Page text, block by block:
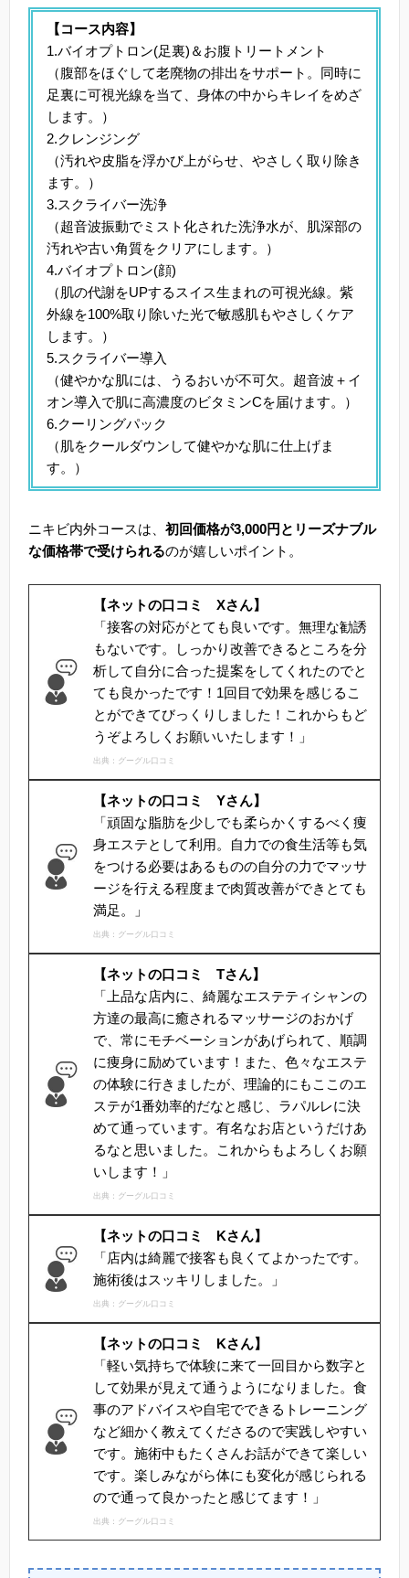
【コース内容】
1.バイオプトロン(足裏)＆お腹トリートメント
（腹部をほぐして老廃物の排出をサポート。同時に
足裏に可視光線を当て、身体の中からキレイをめざ
します。）
2.クレンジング
（汚れや皮脂を浮かび上がらせ、やさしく取り除き
ます。）
3.スクライバー洗浄
（超音波振動でミスト化された洗浄水が、肌深部の
汚れや古い角質をクリアにします。）
4.バイオプトロン(顔)
（肌の代謝をUPするスイス生まれの可視光線。紫
外線を100%取り除いた光で敏感肌もやさしくケア
します。）
5.スクライバー導入
（健やかな肌には、うるおいが不可欠。超音波＋イ
オン導入で肌に高濃度のビタミンCを届けます。）
6.クーリングパック
（肌をクールダウンして健やかな肌に仕上げま
す。）
ニキビ内外コースは、 初回価格が3,000円とリーズナブル
な価格帯で受けられるのが嬉しいポイント。
【ネットの口コミ Xさん】
「接客の対応がとても良いです。無理な勧誘
もないです。しっかり改善できるところを分
析して自分に合った提案をしてくれたのでと
ても良かったです！1回目で効果を感じるこ
とができてびっくりしました！これからもど
うぞよろしくお願いいたします！」
出典：グーグル口コミ
【ネットの口コミ Yさん】
「頑固な脂肪を少しでも柔らかくするべく痩
身エステとして利用。自力での食生活等も気
をつける必要はあるものの自分の力でマッサ
ージを行える程度まで肉質改善ができとても
満足。」
出典：グーグル口コミ
【ネットの口コミ Tさん】
「上品な店内に、綺麗なエステティシャンの
方達の最高に癒されるマッサージのおかげ
で、常にモチベーションがあげられて、順調
に痩身に励めています！また、色々なエステ
の体験に行きましたが、理論的にもここのエ
ステが1番効率的だなと感じ、ラパルレに決
めて通っています。有名なお店というだけあ
るなと思いました。これからもよろしくお願
いします！」
出典：グーグル口コミ
【ネットの口コミ Kさん】
「店内は綺麗で接客も良くてよかったです。
施術後はスッキリしました。」
出典：グーグル口コミ
【ネットの口コミ Kさん】
「軽い気持ちで体験に来て一回目から数字と
して効果が見えて通うようになりました。食
事のアドバイスや自宅でできるトレーニング
など細かく教えてくださるので実践しやすい
です。施術中もたくさんお話ができて楽しい
です。楽しみながら体にも変化が感じられる
ので通って良かったと感じてます！」
出典：グーグル口コミ